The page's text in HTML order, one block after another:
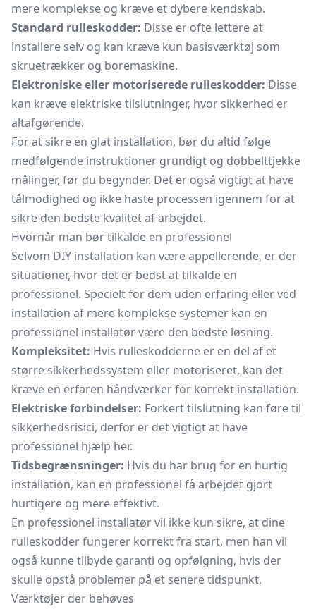
mere komplekse og kræve et dybere kendskab.
Standard rulleskodder: Disse er ofte lettere at
installere selv og kan kræve kun basisværktøj som
skruetrækker og boremaskine.
Elektroniske eller motoriserede rulleskodder: Disse
kan kræve elektriske tilslutninger, hvor sikkerhed er
altafgørende.
For at sikre en glat installation, bør du altid følge
medfølgende instruktioner grundigt og dobbelttjekke
målinger, før du begynder. Det er også vigtigt at have
tålmodighed og ikke haste processen igennem for at
sikre den bedste kvalitet af arbejdet.
Hvornår man bør tilkalde en professionel
Selvom DIY installation kan være appellerende, er der
situationer, hvor det er bedst at tilkalde en
professionel. Specielt for dem uden erfaring eller ved
installation af mere komplekse systemer kan en
professionel installatør være den bedste løsning.
Kompleksitet: Hvis rulleskodderne er en del af et
større sikkerhedssystem eller motoriseret, kan det
kræve en erfaren håndværker for korrekt installation.
Elektriske forbindelser: Forkert tilslutning kan føre til
sikkerhedsrisici, derfor er det vigtigt at have
professionel hjælp her.
Tidsbegrænsninger: Hvis du har brug for en hurtig
installation, kan en professionel få arbejdet gjort
hurtigere og mere effektivt.
En professionel installatør vil ikke kun sikre, at dine
rulleskodder fungerer korrekt fra start, men han vil
også kunne tilbyde garanti og opfølgning, hvis der
skulle opstå problemer på et senere tidspunkt.
Værktøjer der behøves